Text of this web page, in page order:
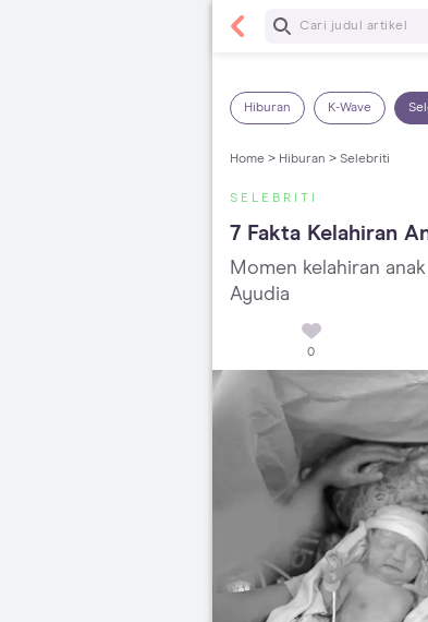
Baca
Hiburan K-Wave
Home > Hiburan > Selebriti
SELEBRITI
7 Fakta Kelahiran
Momen kelahiran
Ayudia
0